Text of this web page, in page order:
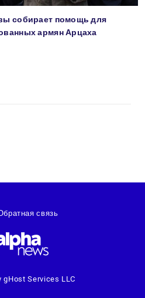
собирает помощь для
армян Арцаха
gHost Services LLC
связь